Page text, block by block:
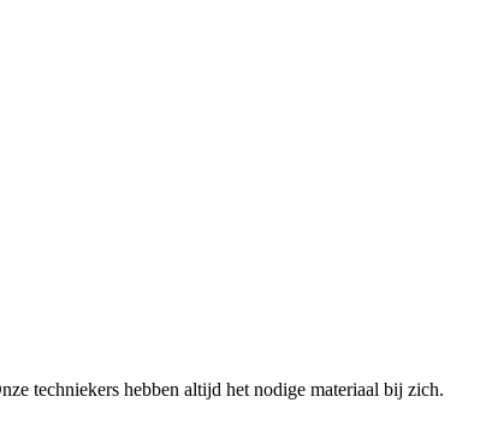
techniekers hebben altijd het nodige materiaal bij zich.